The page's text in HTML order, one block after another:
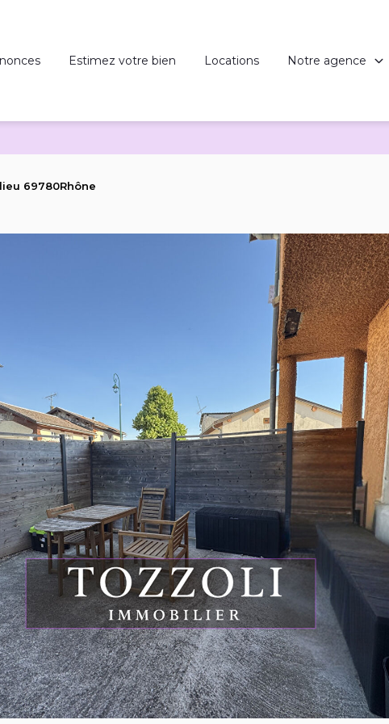
Estimez votre bien Locations Notre agence
69780Rhône